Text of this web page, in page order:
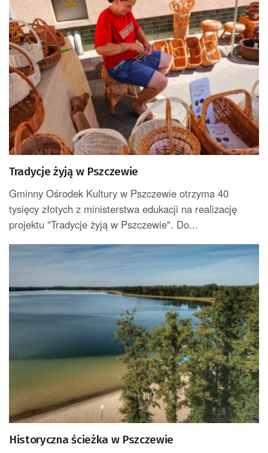
Tradycje żyją w Pszczewie
Gminny Ośrodek Kultury w Pszczewie otrzyma 40
tysięcy złotych z ministerstwa edukacji na realizację
projektu "Tradycje żyją w Pszczewie". Do...
Historyczna ścieżka w Pszczewie